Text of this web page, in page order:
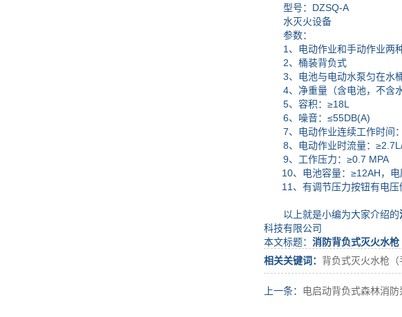
型号：DZSQ-A
水灭火设备
参数：
1、电动作业和手动作业两
2、桶装背负式
3、电池与电动水泵匀在水桶
4、净重量（含电池，不含
5、容积：≥18L
6、噪音：≤55DB(A)
7、电动作业连续工作时间
8、电动作业时流量：
9、工作压力：≥0.7 MPA
10、电池容量：≥12AH，电
11、有调节压力按钮有电压
以上就是小编为大家介绍的
科技有限公司
本文标题： 消防背负式灭火水枪
相关关键词： 背负式灭火水枪（
上一条： 电启动背负式森林消防